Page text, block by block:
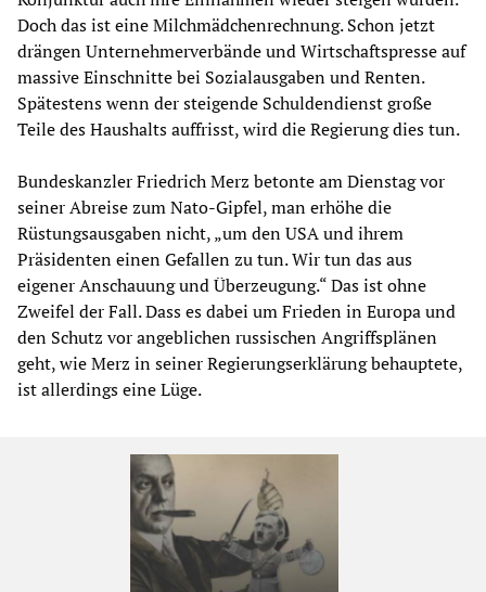
Doch das ist eine Milchmädchenrechnung. Schon jetzt
drängen Unternehmerverbände und Wirtschaftspresse auf
massive Einschnitte bei Sozialausgaben und Renten.
Spätestens wenn der steigende Schuldendienst große
Teile des Haushalts auffrisst, wird die Regierung dies tun.
Bundeskanzler Friedrich Merz betonte am Dienstag vor
seiner Abreise zum Nato-Gipfel, man erhöhe die
Rüstungsausgaben nicht, „um den USA und ihrem
Präsidenten einen Gefallen zu tun. Wir tun das aus
eigener Anschauung und Überzeugung.“ Das ist ohne
Zweifel der Fall. Dass es dabei um Frieden in Europa und
den Schutz vor angeblichen russischen Angriffsplänen
geht, wie Merz in seiner Regierungserklärung behauptete,
ist allerdings eine Lüge.